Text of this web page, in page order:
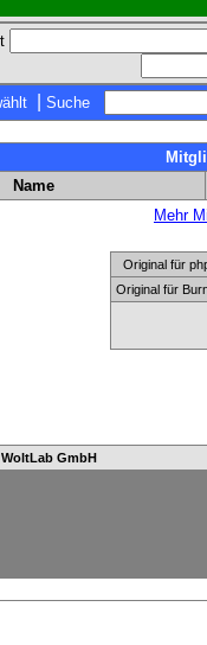
Suche
Name
Mehr
Original für
Original für
WoltLab GmbH